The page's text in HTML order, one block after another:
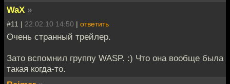
WaX »
#11 | 22.02.10 14:50 | ответить
Очень странный трейлер.
Зато вспомнил группу WASP. :) Что она вообще была
такая когда-то.